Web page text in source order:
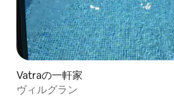
Vatraの一軒家
ヴィルグラン